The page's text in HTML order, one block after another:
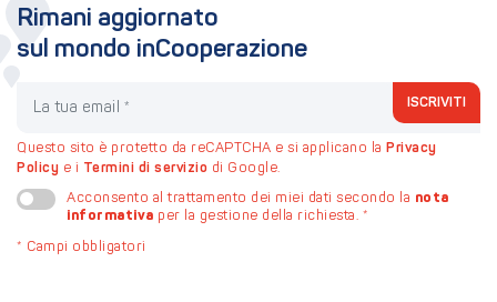
Rimani aggiornato
sul mondo inCooperazione
ISCRIVITI
Questo sito è protetto da reCAPTCHA e si applicano la Privacy
Policy e i Termini di servizio di Google.
Acconsento al trattamento dei miei dati secondo la nota
informativa per la gestione della richiesta. *
* Campi obbligatori